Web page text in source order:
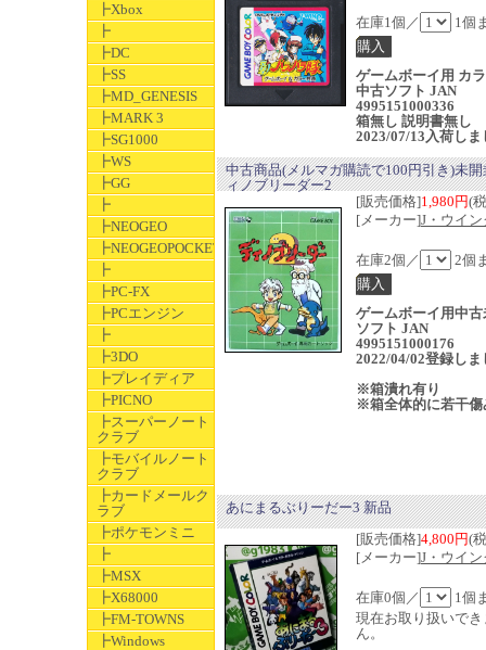
┣Xbox
┣
┣DC
┣SS
┣MD_GENESIS
┣MARK 3
┣SG1000
┣WS
┣GG
┣
┣NEOGEO
┣NEOGEOPOCKET
┣
┣PC-FX
┣PCエンジン
┣
┣3DO
┣プレイディア
┣PICNO
┣スーパーノート
クラブ
┣モバイルノート
クラブ
┣カードメールク
ラブ
┣ポケモンミニ
┣
┣MSX
┣X68000
┣FM-TOWNS
┣Windows
在庫1個／ 1個
ゲームボーイ用 カ
中古ソフト JAN
4995151000336
箱無し 説明書無し
2023/07/13入荷しま
中古商品(メルマガ購読で100円引き)未開
ィノブリーダー2
[販売価格]1,980円(
[メーカー]J・ウイン
在庫2個／ 2個
ゲームボーイ用中古
ソフト JAN
4995151000176
2022/04/02登録しま
※箱潰れ有り
※箱全体的に若干傷
あにまるぶりーだー3 新品
[販売価格]4,800円(
[メーカー]J・ウイン
在庫0個／
1個
現在お取り扱いでき
ん。